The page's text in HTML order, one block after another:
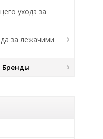
ухода за
за лежачими
Бренды